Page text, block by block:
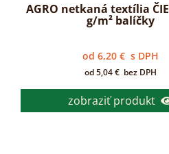
AGRO netkaná textília
g/m² balíčky
od 6,20 € s DPH
od5,04€ bez DPH
zobraziť produkt